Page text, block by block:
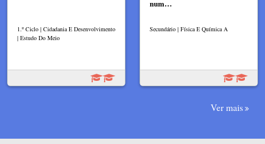
1.º Ciclo | Cidadania E Desenvolvimento
| Estudo Do Meio
num…
Secundário | Física E Química A
Ver mais